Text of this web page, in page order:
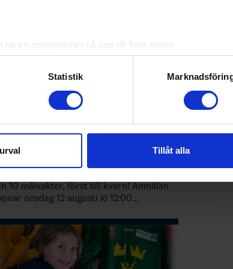
en noggrannhet på upp till flera meter
kännetecken (fingeravtryck)
ställ in dina preferenser i
detaljsektionen. Du kan
sådana identifierare och annan information från din
med. Dessa kan i sin tur kombinera
Statistik
Tillåt alla
29 december
10 målvakter, först till kvarn! Anmälan
onsdag 12 augusti kl 12:00
sportadmin.se/book/?F=1412a7…